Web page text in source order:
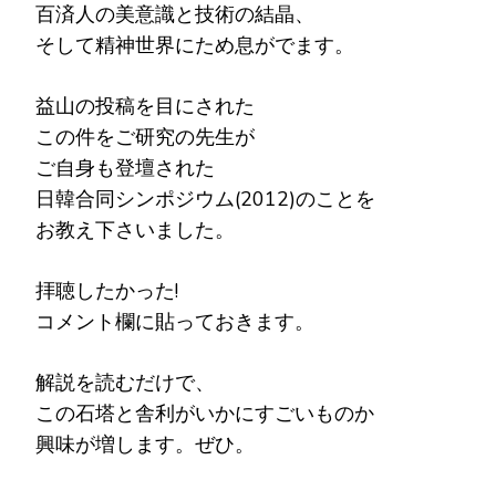
百済人の美意識と技術の結晶、
そして精神世界にため息がでます。
益山の投稿を目にされた
この件をご研究の先生が
ご自身も登壇された
日韓合同シンポジウム(2012)のことを
お教え下さいました。
拝聴したかった!
コメント欄に貼っておきます。
解説を読むだけで、
この石塔と舎利がいかにすごいものか
興味が増します。ぜひ。